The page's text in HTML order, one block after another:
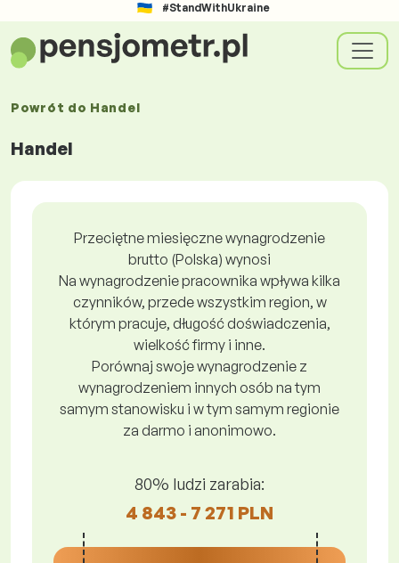
#StandWithUkraine
Powrót do Handel
Handel
Przeciętne miesięczne wynagrodzenie
brutto (Polska) wynosi
Na wynagrodzenie pracownika wpływa kilka
czynników, przede wszystkim region, w
którym pracuje, długość doświadczenia,
wielkość firmy i inne.
Porównaj swoje wynagrodzenie z
wynagrodzeniem innych osób na tym
samym stanowisku i w tym samym regionie
za darmo i anonimowo.
80% ludzi zarabia:
4 843 - 7 271 PLN